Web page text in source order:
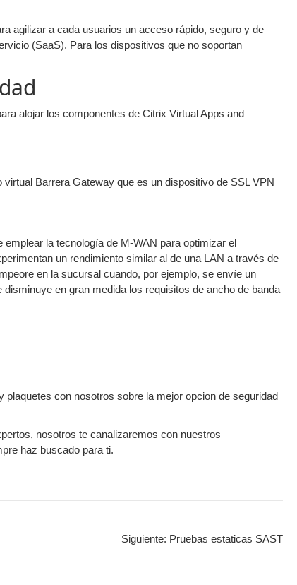
agilizar a cada usuarios un acceso rápido, seguro y de
(SaaS). Para los dispositivos que no soportan
alojar los componentes de Citrix Virtual Apps and
Barrera Gateway que es un dispositivo de SSL VPN
la tecnología de M-WAN para optimizar el
un rendimiento similar al de una LAN a través de
en la sucursal cuando, por ejemplo, se envíe un
en gran medida los requisitos de ancho de banda
con nosotros sobre la mejor opcion de seguridad
nosotros te canalizaremos con nuestros
haz buscado para ti.
Siguiente: Pruebas estaticas SAST